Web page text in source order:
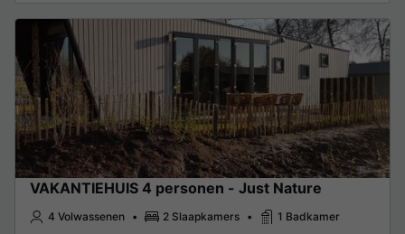
VAKANTIEHUIS 4 personen - Just Nature
4 Volwassenen 2 Slaapkamers 1 Badkamer